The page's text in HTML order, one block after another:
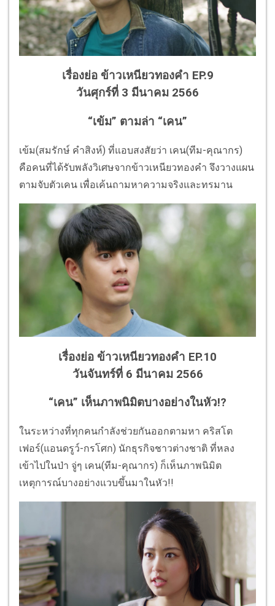
เรื่องย่อ ข้าวเหนียวทองคำ EP.9
วันศุกร์ที่ 3 มีนาคม 2566
“เข้ม” ตามล่า “เคน”
เข้ม(สมรักษ์ คำสิงห์) ที่แอบสงสัยว่า เคน(ทีม-คุณากร)
คือคนที่ได้รับพลังวิเศษจากข้าวเหนียวทองคำ จึงวางแผน
ตามจับตัวเคน เพื่อเค้นถามหาความจริงและทรมาน
เรื่องย่อ ข้าวเหนียวทองคำ EP.10
วันจันทร์ที่ 6 มีนาคม 2566
“เคน” เห็นภาพนิมิตบางอย่างในหัว!?
ในระหว่างที่ทุกคนกำลังช่วยกันออกตามหา คริสโต
เฟอร์(แอนดรูว์-กรโศก) นักธุรกิจชาวต่างชาติ ที่หลง
เข้าไปในป่า จู่ๆ เคน(ทีม-คุณากร) ก็เห็นภาพนิมิต
เหตุการณ์บางอย่างแวบขึ้นมาในหัว!!